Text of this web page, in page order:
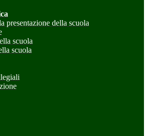
presentazione della scuola
scuola
scuola